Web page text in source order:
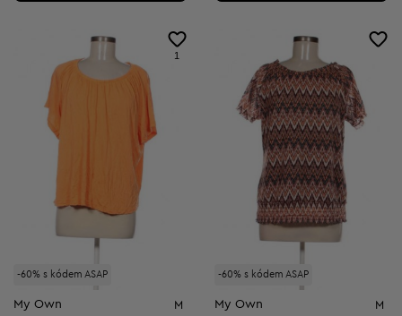
-60% s kódem ASAP
1
My Own M
-60% s kódem ASAP
My Own M